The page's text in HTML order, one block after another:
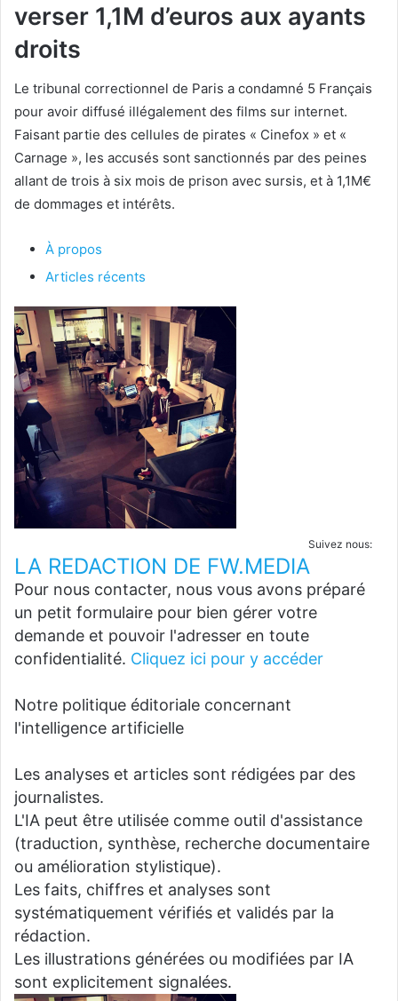
verser 1,1M d’euros aux ayants
droits
Le tribunal correctionnel de Paris a condamné 5 Français
pour avoir diffusé illégalement des films sur internet.
Faisant partie des cellules de pirates « Cinefox » et «
Carnage », les accusés sont sanctionnés par des peines
allant de trois à six mois de prison avec sursis, et à 1,1M€
de dommages et intérêts.
À propos
Articles récents
Suivez nous:
LA REDACTION DE FW.MEDIA
Pour nous contacter, nous vous avons préparé
un petit formulaire pour bien gérer votre
demande et pouvoir l'adresser en toute
confidentialité. Cliquez ici pour y accéder
Notre politique éditoriale concernant
l'intelligence artificielle
Les analyses et articles sont rédigées par des
journalistes.
L'IA peut être utilisée comme outil d'assistance
(traduction, synthèse, recherche documentaire
ou amélioration stylistique).
Les faits, chiffres et analyses sont
systématiquement vérifiés et validés par la
rédaction.
Les illustrations générées ou modifiées par IA
sont explicitement signalées.